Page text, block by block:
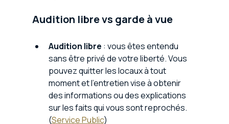
Audition libre vs garde à vue
Audition libre : vous êtes entendu
sans être privé de votre liberté. Vous
pouvez quitter les locaux à tout
moment et l’entretien vise à obtenir
des informations ou des explications
sur les faits qui vous sont reprochés.
(Service Public)